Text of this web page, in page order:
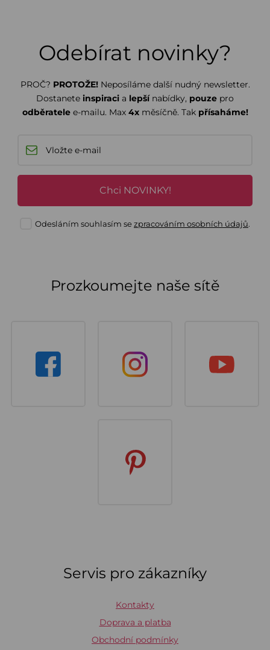
Odebírat novinky?
PROČ? PROTOŽE! Neposíláme další nudný newsletter.
Dostanete inspiraci a lepšínabídky, pouze pro
odběratelee-mailu. Max 4xměsíčně. Tak přísaháme!
Chci NOVINKY!
Odesláním souhlasím sezpracováním osobních údajů.
Prozkoumejte naše sítě
Servis pro zákazníky
Kontakty
Doprava a platba
Obchodní podmínky